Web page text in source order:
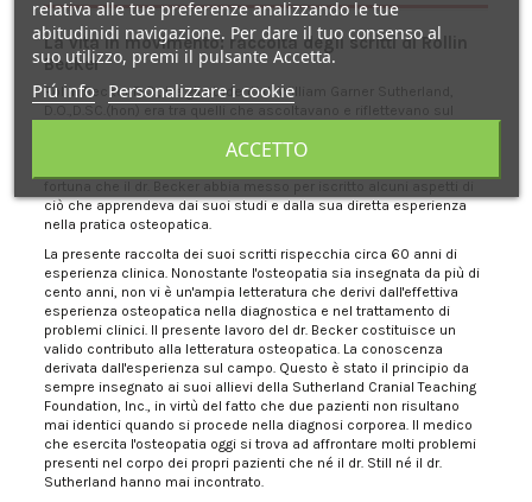
La vita in movimento: raccolta degli scritti di Rollin
Becker
Rollin Becker D.O., tra gli studenti di William Garner Sutherland,
medico che praticava l'osteopatia ed un insegnante del gruppo
ciò che apprendeva dai suoi studi e dalla sua diretta esperienza
nella pratica osteopatica.
La presente raccolta dei suoi scritti rispecchia circa 60 anni di
esperienza clinica. Nonostante l'osteopatia sia insegnata da più di
cento anni, non vi è un'ampia letteratura che derivi dall'effettiva
esperienza osteopatica nella diagnostica e nel trattamento di
problemi clinici. Il presente lavoro del dr. Becker costituisce un
valido contributo alla letteratura osteopatica. La conoscenza
derivata dall'esperienza sul campo. Questo è stato il principio da
sempre insegnato ai suoi allievi della Sutherland Cranial Teaching
Foundation, Inc., in virtù del fatto che due pazienti non risultano
mai identici quando si procede nella diagnosi corporea. Il medico
che esercita l'osteopatia oggi si trova ad affrontare molti problemi
presenti nel corpo dei propri pazienti che né il dr. Still né il dr.
Sutherland hanno mai incontrato.
relativa alle tue preferenze analizzando le tue
abitudinidi navigazione. Per dare il tuo consenso al
suo utilizzo, premi il pulsante Accetta.
Piú info Personalizzare i cookie
ACCETTO